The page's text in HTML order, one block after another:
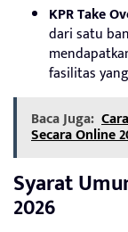
KPR Take
dari satu
fasilitas
Baca Juga:
Secara Online
Syarat
2026